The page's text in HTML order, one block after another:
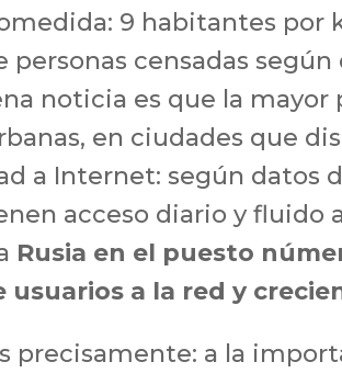
9 habitantes por
personas censadas
noticia es que la
en ciudades que
a Internet: según datos
acceso diario y fluido
Rusia en el puesto
usuarios a la red y
precisamente: a la